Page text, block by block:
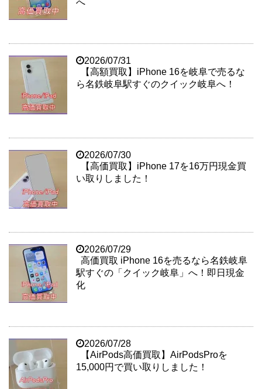
へ
2026/07/31
【高額買取】iPhone 16を岐阜で売るな
ら名鉄岐阜駅すぐのクイック岐阜へ！
2026/07/30
【高価買取】iPhone 17を16万円現金買
い取りしました！
2026/07/29
高価買取 iPhone 16を売るなら名鉄岐阜
駅すぐの「クイック岐阜」へ！即日現金
化
2026/07/28
【AirPods高価買取】AirPodsProを
15,000円で買い取りしました！